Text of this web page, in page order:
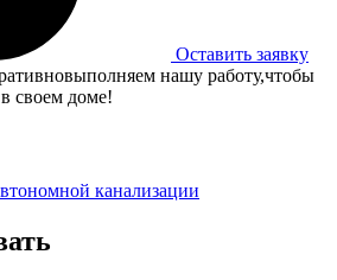
Оставить заявку
выполняем нашу работу,чтобы
своем доме!
канализации